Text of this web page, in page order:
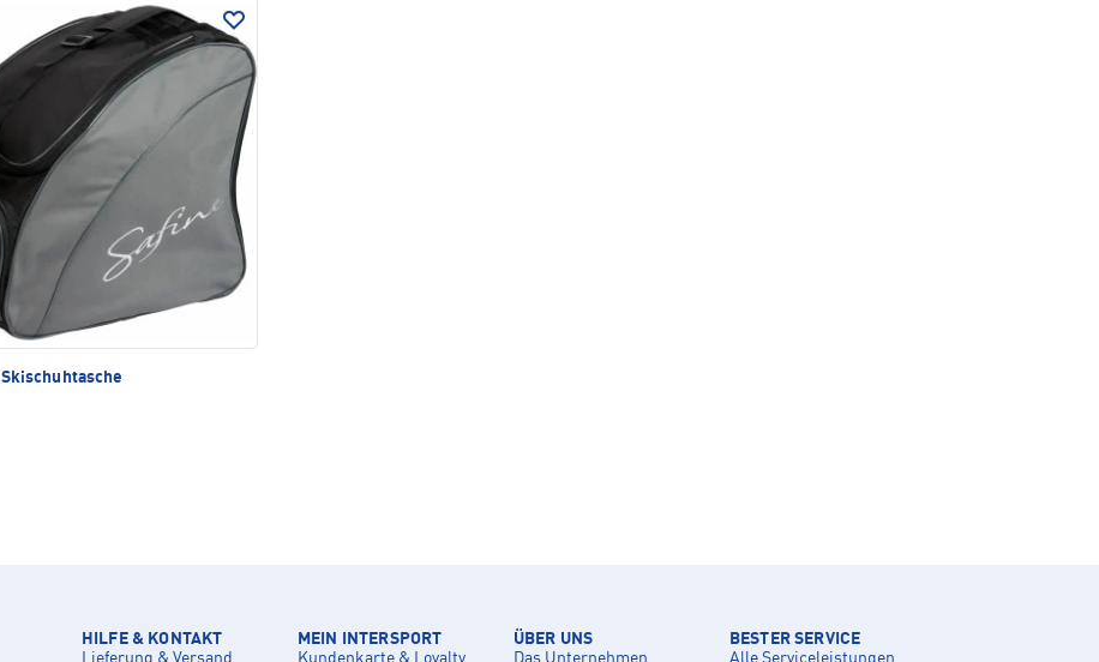
Skischuhtasche
HILFE & KONTAKT
MEIN INTERSPORT
ÜBER UNS
BESTER SERVICE